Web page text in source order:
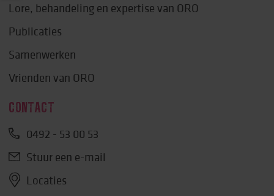
Lore, behandeling en expertise van ORO
Publicaties
Samenwerken
Vrienden van ORO
CONTACT
0492 - 53 00 53
Stuur een e-mail
Locaties